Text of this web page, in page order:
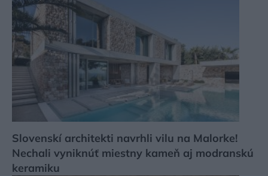
Slovenskí architekti navrhli vilu na Malorke!
Nechali vyniknúť miestny kameň aj modranskú
keramiku